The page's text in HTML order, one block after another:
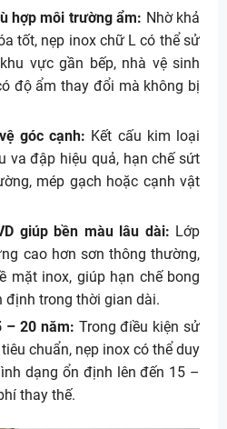
hợp môi trường ẩm: Nhờ khả
tốt, nẹp inox chữ L có thể sử
vực gần bếp, nhà vệ sinh
độ ẩm thay đổi mà không bị
góc cạnh: Kết cấu kim loại
va đập hiệu quả, hạn chế sứt
mép gạch hoặc cạnh vật
giúp bền màu lâu dài: Lớp
cao hơn sơn thông thường,
mặt inox, giúp hạn chế bong
định trong thời gian dài.
– 20 năm: Trong điều kiện sử
chuẩn, nẹp inox có thể duy
dạng ổn định lên đến 15 –
thay thế.